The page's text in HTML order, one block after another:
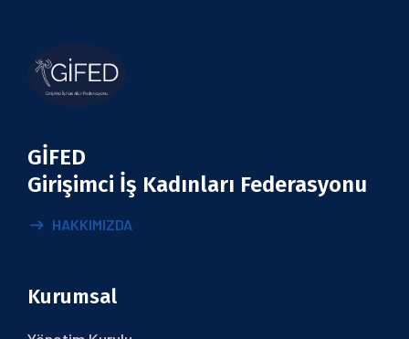
GİFED
Girişimci İş Kadınları Federasyonu
HAKKIMIZDA
Kurumsal